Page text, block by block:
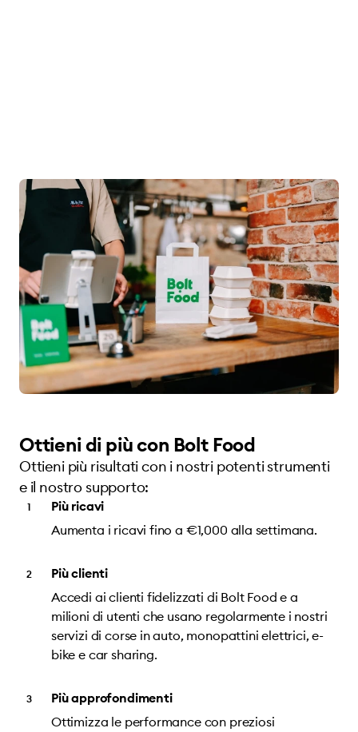
Ottieni di più con Bolt Food
Ottieni più risultati con i nostri potenti strumenti
e il nostro supporto:
Più ricavi
Aumenta i ricavi fino a €1,000 alla settimana.
Più clienti
Accedi ai clienti fidelizzati di Bolt Food e a
milioni di utenti che usano regolarmente i nostri
servizi di corse in auto, monopattini elettrici, e-
bike e car sharing.
Più approfondimenti
Ottimizza le performance con preziosi